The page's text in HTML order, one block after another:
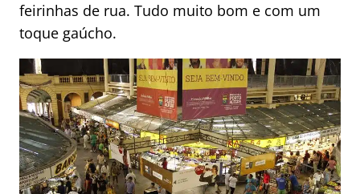
feirinhas de rua. Tudo muito bom e com um
toque gaúcho.